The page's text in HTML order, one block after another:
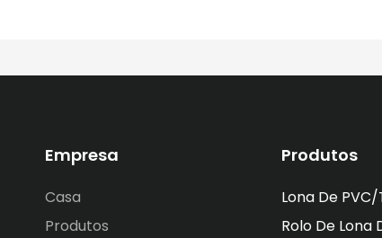
Empresa
Casa
Produtos
Produtos
Lona De
Rolo De Lona